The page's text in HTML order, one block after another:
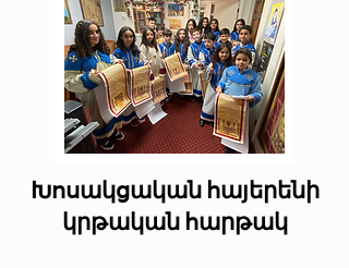
Խոսակցական հայերենի
կրթական հարթակ